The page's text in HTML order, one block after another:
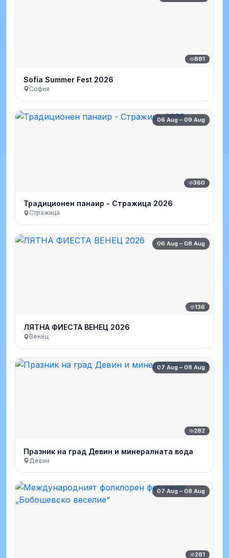
881
Sofia Summer Fest 2026
София
06 Aug – 09 Aug
360
Традиционен панаир - Стражица 2026
Стражица
06 Aug – 08 Aug
136
ЛЯТНА ФИЕСТА ВЕНЕЦ 2026
Венец
07 Aug – 08 Aug
282
Празник на град Девин и минералната вода
Девин
07 Aug – 08 Aug
281